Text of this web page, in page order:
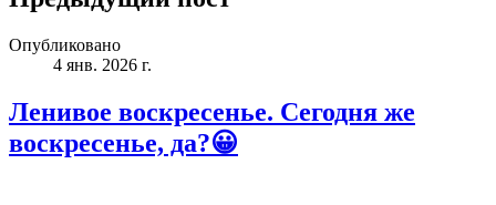
Опубликовано
4 янв. 2026 г.
Ленивое воскресенье. Сегодня же
воскресенье, да?😀